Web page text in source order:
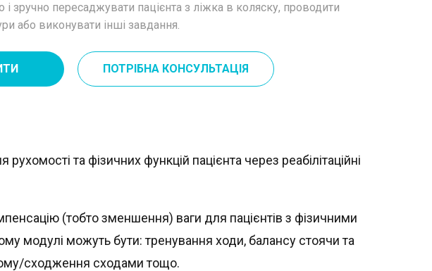
зручно пересаджувати пацієнта з ліжка в коляску, проводити
або виконувати інші завдання.
ПОТРІБНА КОНСУЛЬТАЦІЯ
та фізичних функцій пацієнта через реабілітаційні
(тобто зменшення) ваги для пацієнтів з фізичними
модулі можуть бути: тренування ходи, балансу стоячи та
сходження сходами тощо.